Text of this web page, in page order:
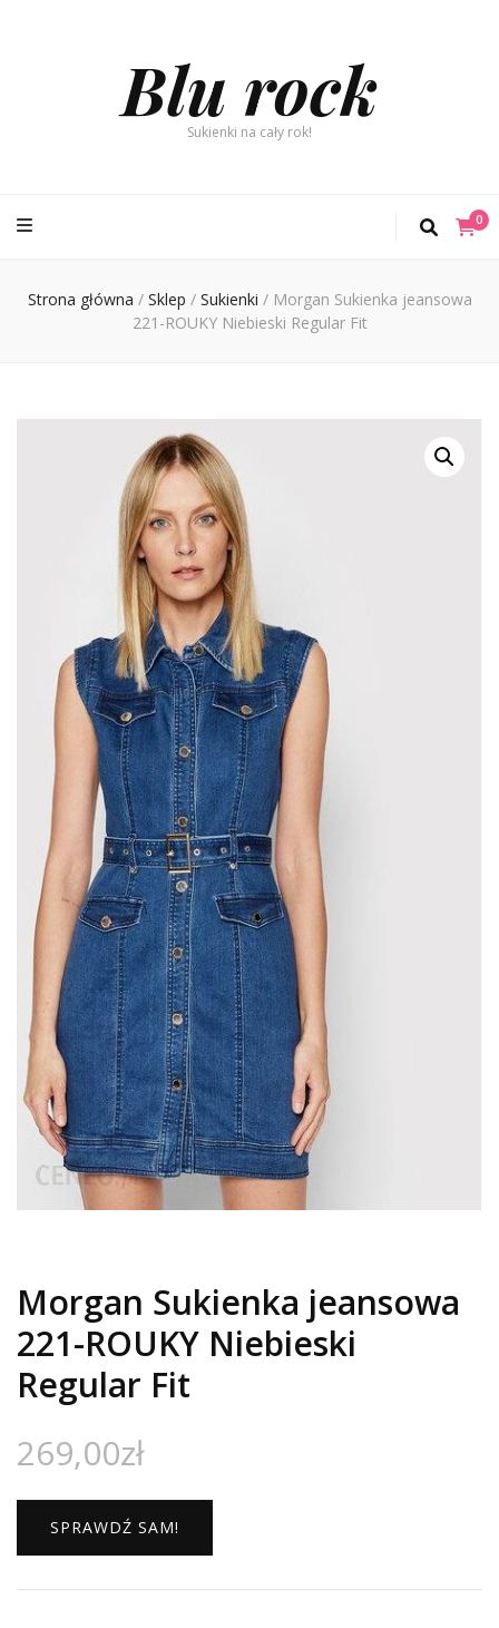
Blu rock
Sukienki na cały rok!
0
Strona główna / Sklep / Sukienki / Morgan Sukienka jeansowa
221-ROUKY Niebieski Regular Fit
Morgan Sukienka jeansowa
221-ROUKY Niebieski
Regular Fit
269,00zł
SPRAWDŹ SAM!